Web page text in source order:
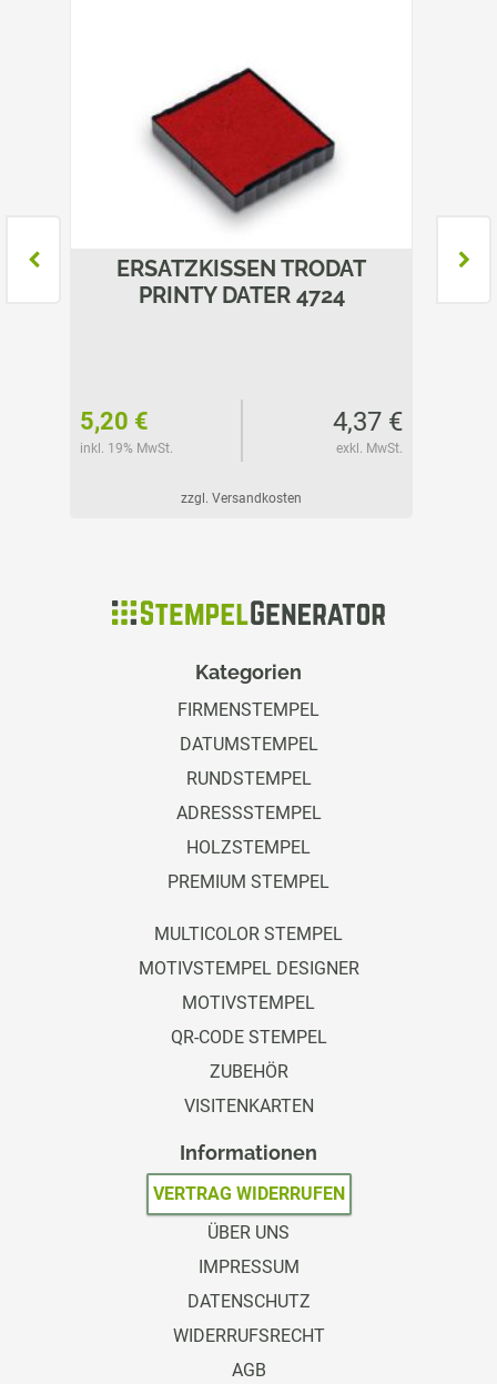
ERSATZKISSEN TRODAT
PRINTY DATER 4724
5,20 €
inkl. 19% MwSt.
4,37 €
exkl. MwSt.
zzgl. Versandkosten
Kategorien
FIRMENSTEMPEL
DATUMSTEMPEL
RUNDSTEMPEL
ADRESSSTEMPEL
HOLZSTEMPEL
PREMIUM STEMPEL
MULTICOLOR STEMPEL
MOTIVSTEMPEL DESIGNER
MOTIVSTEMPEL
QR-CODE STEMPEL
ZUBEHÖR
VISITENKARTEN
Informationen
VERTRAG WIDERRUFEN
ÜBER UNS
IMPRESSUM
DATENSCHUTZ
WIDERRUFSRECHT
AGB